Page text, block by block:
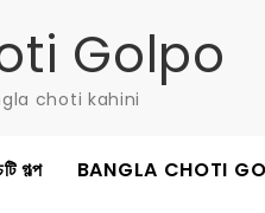
Golpo
choti kahini
গল্প BANGLA CHOTI